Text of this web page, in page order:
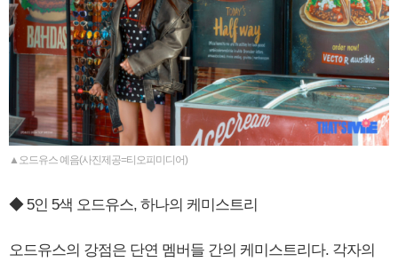
▲오드유스 예음(사진제공=티오피미디어)
◆ 5인 5색 오드유스, 하나의 케미스트리
오드유스의 강점은 단연 멤버들 간의 케미스트리다. 각자의